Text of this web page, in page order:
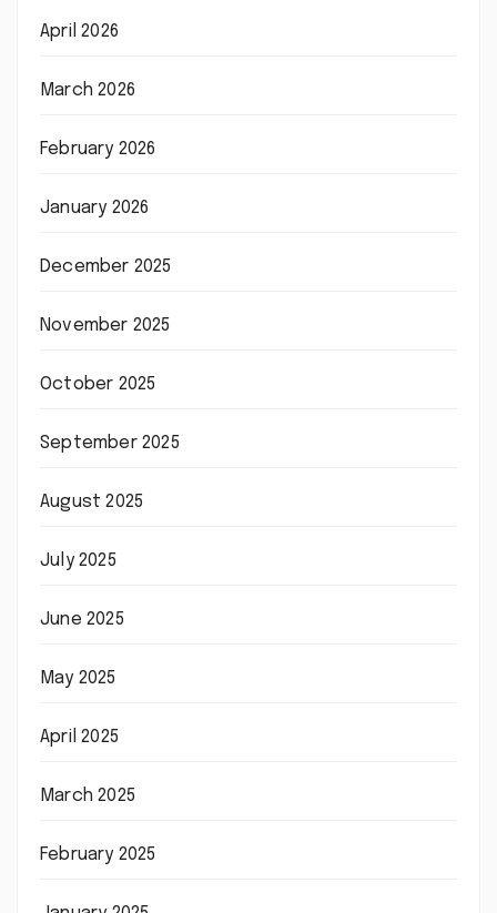
April 2026
March 2026
February 2026
January 2026
December 2025
November 2025
October 2025
September 2025
August 2025
July 2025
June 2025
May 2025
April 2025
March 2025
February 2025